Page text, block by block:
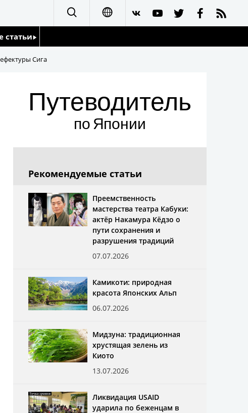
繁體字
статьи
Сига
Путеводитель
по Японии
Рекомендуемые статьи
Преемственность
мастерства театра Кабуки:
актёр Накамура Кёдзо о
пути сохранения и
разрушения традиций
07.07.2026
Камикоти: природная
красота Японских Альп
06.07.2026
Мидзуна: традиционная
хрустящая зелень из
Киото
13.07.2026
Ликвидация USAID
ударила по беженцам в